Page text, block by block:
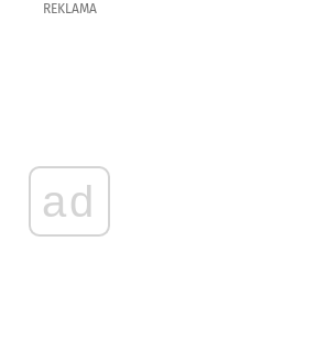
REKLAMA
ad